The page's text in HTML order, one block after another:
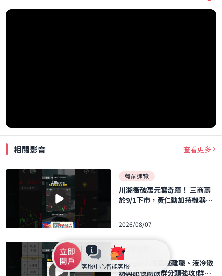
客服中心智能客服
相關影音 查看更多
盤前速覽
川湖衝破萬元寫奇蹟！ 三商壽
於9/1下市，黃仁勳加持機器人
6.08.07
2026/08/07
盤前速覽
Google人事震撼離職、液冷散
熱與記憶體族群分頭強攻!群聯